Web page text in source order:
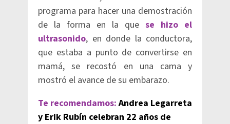
programa para hacer una demostración
de la forma en la que se hizo el
ultrasonido, en donde la conductora,
que estaba a punto de convertirse en
mamá, se recostó en una cama y
mostró el avance de su embarazo.
Te recomendamos: Andrea Legarreta
y Erik Rubín celebran 22 años de